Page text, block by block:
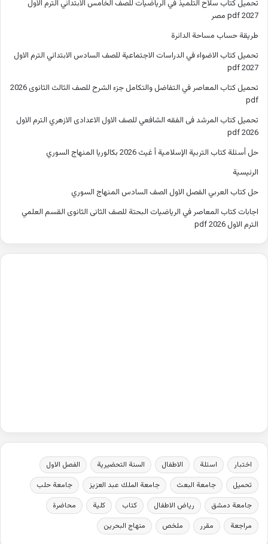
تحميل كتاب سلاح التلميذ في الرياضيات للصف الخامس الابتدائي الترم الاول
2027 pdf مصر
طريقة حساب مساحة الدائرة
تحميل كتاب الاضواء في الدراسات الاجتماعية للصف السادس الابتدائي الترم الاول
2027 pdf
تحميل كتاب المعاصر في التفاضل والتكامل جزء الشرح للصف الثالث الثانوى 2026
pdf
تحميل كتاب المرشد فى الفقه الشافعي للصف الاول الاعدادى الازهري الترم الاول
2026 pdf
حل أسئلة كتاب التربية الإسلامية أ غيث 2026 بكالوريا المنهاج السوري
الرئيسية
حل كتاب العربي الفصل الاول الصف السادس المنهاج السوري
اجابات كتاب المعاصر في الرياضيات البحتة للصف الثانى الثانوى القسم العلمي
الترم الاول 2026 pdf
اختبار اسئلة الاطفال السنة التحضيرية
الفصل الاول
تحميل
جامعة البعث جامعة الملك عبد العزيز
جامعة حلب
جامعة دمشق
رياض الاطفال كتاب كلية
محاضرة
مراجعة
مقرر ملخص منهاج البحرين